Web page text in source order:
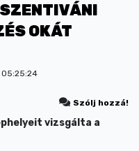
OKÁT
Szólj hozzá!
vizsgálta a